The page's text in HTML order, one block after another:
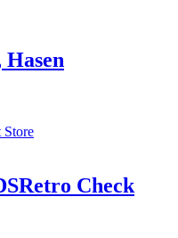
Retro Check